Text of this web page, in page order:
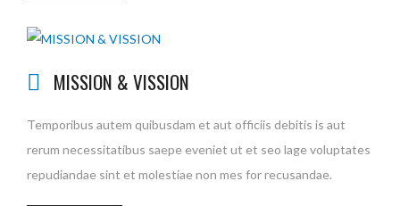
MISSION & VISSION
Temporibus autem quibusdam et aut officiis debitis is aut
rerum necessitatibus saepe eveniet ut et seo lage voluptates
repudiandae sint et molestiae non mes for recusandae.